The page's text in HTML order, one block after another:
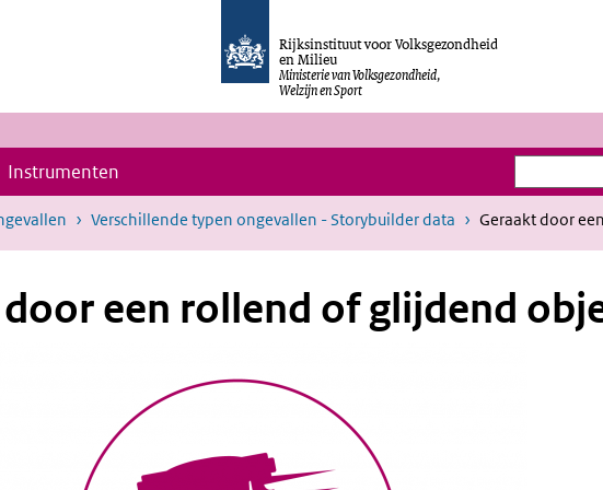
Rijksinstituut voor Volksgezondheid
en Milieu
Ministerie van Volksgezondheid,
Welzijn en Sport
Instrumenten
Zoeken
Verschillende typen ongevallen - Storybuilder data Geraakt door
een rollend of glijdend